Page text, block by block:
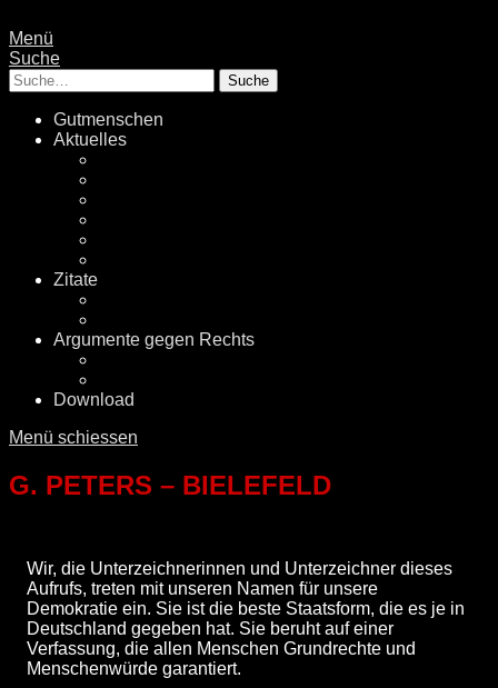
Menü
Suche
Suche
Gutmenschen
Aktuelles
Zitate
Argumente gegen Rechts
Download
Menü schiessen
G. PETERS – BIELEFELD
Wir, die Unterzeichnerinnen und Unterzeichner dieses
Aufrufs, treten mit unseren Namen für unsere
Demokratie ein. Sie ist die beste Staatsform, die es je in
Deutschland gegeben hat. Sie beruht auf einer
Verfassung, die allen Menschen Grundrechte und
Menschenwürde garantiert.